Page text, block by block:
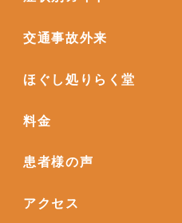
交通事故外来
ほぐし処りらく堂
料金
患者様の声
アクセス